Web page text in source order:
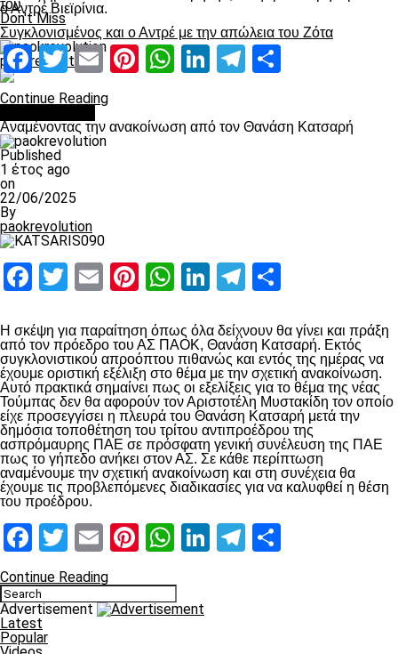
του
Don't Miss
Συγκλονισμένος και ο Αντρέ με την απώλεια του Ζότα
paokrevolution
ο Αντρέ Βιεϊρίνια.
Facebook
Twitter
EmailPinterest
WhatsApp
LinkedIn
Telegram
Continue Reading
Αναμένοντας την ανακοίνωση από τον Θανάση Κατσαρή
Published
1 έτος ago
on
22/06/2025
By
paokrevolution
Facebook
Twitter
EmailPinterest
WhatsApp
LinkedIn
Telegram
Η σκέψη για παραίτηση όπως όλα δείχνουν θα γίνει και πράξη
από τον πρόεδρο του ΑΣ ΠΑΟΚ, Θανάση Κατσαρή. Εκτός
συγκλονιστικού απροόπτου πιθανώς και εντός της ημέρας να
έχουμε οριστική εξέλιξη στο θέμα με την σχετική ανακοίνωση.
Αυτό πρακτικά σημαίνει πως οι εξελίξεις για το θέμα της νέας
Τούμπας δεν θα αφορούν τον Αριστοτέλη Μυστακίδη τον οποίο
είχε προσεγγίσει η πλευρά του Θανάση Κατσαρή μετά την
δημόσια τοποθέτηση του τρίτου αντιπροέδρου της
ασπρόμαυρης ΠΑΕ σε πρόσφατη γενική συνέλευση της ΠΑΕ
πως το γήπεδο ανήκει στον ΑΣ. Σε κάθε περίπτωση
αναμένουμε την σχετική ανακοίνωση και στη συνέχεια θα
έχουμε τις προβλεπόμενες διαδικασίες για να καλυφθεί η θέση
του προέδρου.
Facebook
Twitter
EmailPinterest
WhatsApp
LinkedIn
Telegram
Continue Reading
Advertisement
Latest
Popular